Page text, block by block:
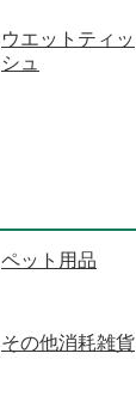
ウエットティッ
シュ
ペット用品
その他消耗雑貨